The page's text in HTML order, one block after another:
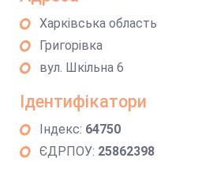
Харківська область
Григорівка
вул. Шкільна 6
Ідентифікатори
Індекс: 64750
ЄДРПОУ: 25862398